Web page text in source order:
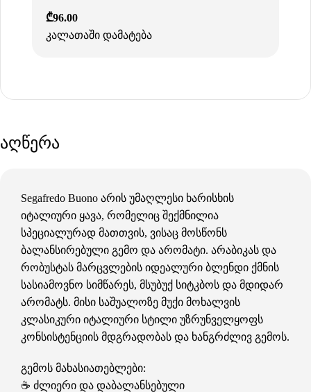
₾96.00
კალათაში დამატება
აღწერა
Segafredo Buono არის უმაღლესი ხარისხის
იტალიური ყავა, რომელიც შექმნილია
სპეციალურად მათთვის, ვისაც მოსწონს
ბალანსირებული გემო და არომატი. არაბიკას და
რობუსტას მარცვლების იდეალური ბლენდი ქმნის
სასიამოვნო სიმწარეს, მსუბუქ სიტკბოს და მდიდარ
არომატს. მისი საშუალოზე მუქი მოხალვის
კლასიკური იტალიური სტილი უზრუნველყოფს
კონსისტენციის მდგრადობას და ხანგრძლივ გემოს.
გემოს მახასიათებლები:
☕ ძლიერი და დაბალანსებული